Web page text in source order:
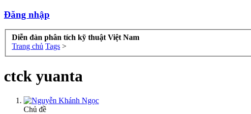
Đăng nhập
Diễn đàn phân tích kỹ thuật Việt Nam
Trang chủ Tags >
ctck yuanta
Chủ đề